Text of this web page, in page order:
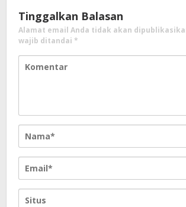
Tinggalkan Balasan
Alamat email Anda tidak akan
wajib ditandai *